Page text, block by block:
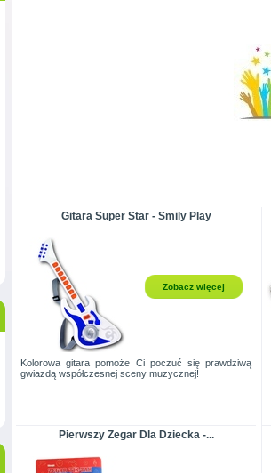
Gitara Super Star - Smily Play
Zobacz więcej
Kolorowa gitara pomoże Ci poczuć się prawdziwą
gwiazdą współczesnej sceny muzycznej!
Pierwszy Zegar Dla Dziecka -...